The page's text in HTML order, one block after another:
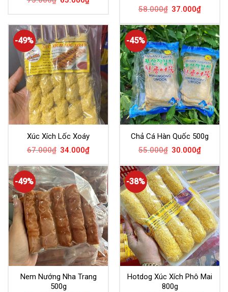
58.000₫ 37.000₫
-49%
Xúc Xích Lốc Xoáy
67.000₫ 34.000₫
-45%
Chả Cá Hàn Quốc 500g
55.000₫ 30.000₫
-49%
Nem Nướng Nha Trang
500g
-38%
Hotdog Xúc Xích Phô Mai
800g